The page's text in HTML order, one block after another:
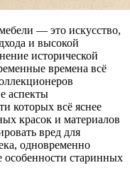
— это искусство,
и высокой
исторической
времена всё
аспекты
которых всё яснее
красок и материалов
вред для
одновременно
особенности старинных